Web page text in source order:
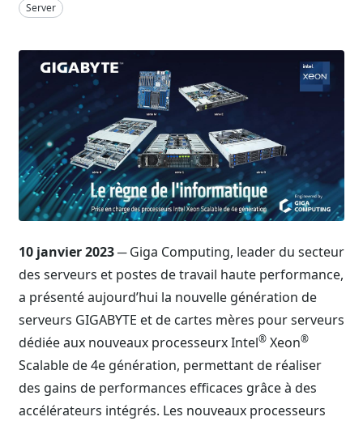
Server
10 janvier 2023─ Giga Computing, leader du secteur
des serveurs et postes de travail haute performance,
a présenté aujourd’hui la nouvelle génération de
serveurs GIGABYTE et de cartes mères pour serveurs
dédiée aux nouveaux processeurx Intel® Xeon®
Scalable de 4e génération, permettant de réaliser
des gains de performances efficaces grâce à des
accélérateurs intégrés. Les nouveaux processeurs